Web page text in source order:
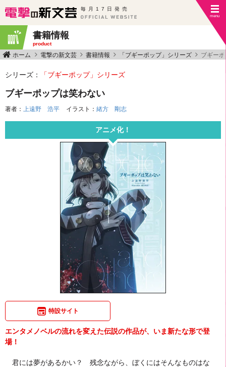
毎月17日発売
書籍情報
product
ホーム 電撃の新文芸 書籍情報 「ブギーポップ」シリーズ ブギー
シリーズ： 「ブギーポップ」シリーズ
ブギーポップは笑わない
著者： 上遠野 浩平 イラスト： 緒方 剛志
アニメ化！
特設サイト
エンタメノベルの流れを変えた伝説の作品が、いま新たな形で登
場！
君には夢があるかい？ 残念ながら、ぼくにはそんなものはな